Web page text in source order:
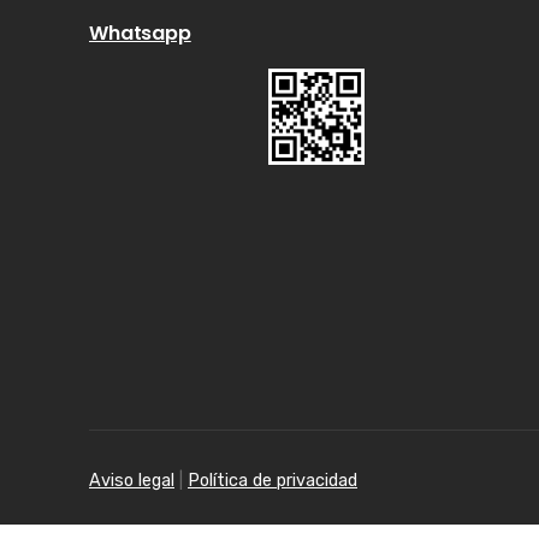
Whatsapp
Aviso legal Política de privacidad